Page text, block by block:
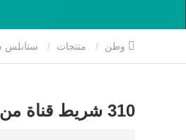
منتجات ستانلس
310 شريط قناة من الفولاذ المقاوم للصدأ